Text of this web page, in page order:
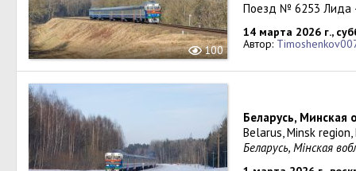
100
Поезд № 6253 Лида
14 марта 2026 г.,
Автор:
Беларусь, Минская
Belarus, Minsk
Беларусь, Мінская